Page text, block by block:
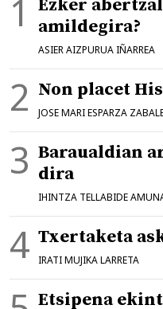
Ezker
amildegira?
ASIER AIZPURUA IÑARREA
Non placet
JOSE MARI ESPARZA
Baraualdian
dira
IHINTZA TELLABIDE
Txertaketa
IRATI MUJIKA LARRETA
Etsipena